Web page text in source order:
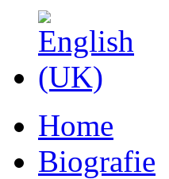
Home
Biografie